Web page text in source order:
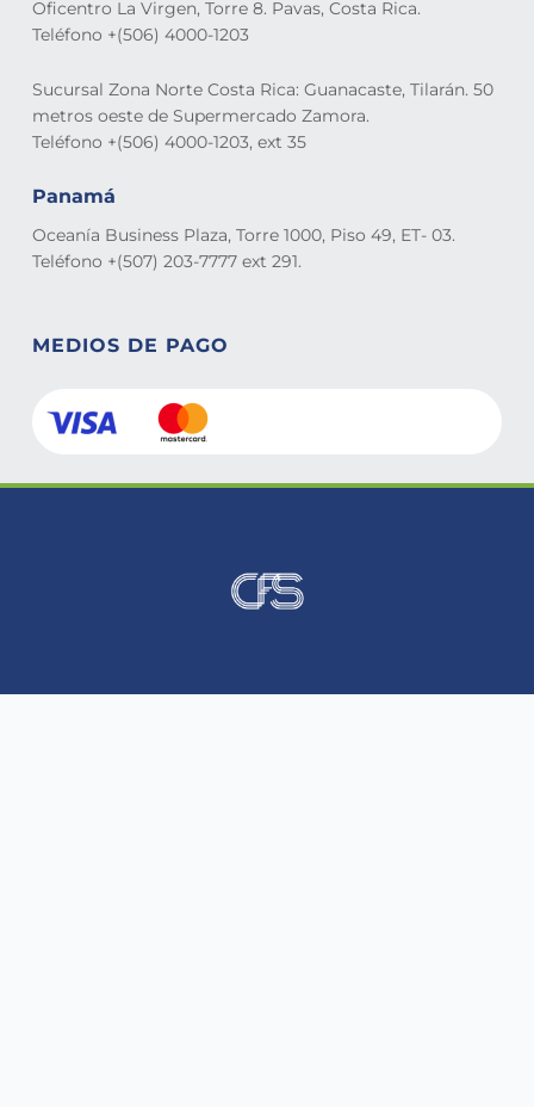
Oficentro La Virgen, Torre 8. Pavas, Costa Rica.
Teléfono +(506) 4000-1203
Sucursal Zona Norte Costa Rica: Guanacaste, Tilarán. 50
metros oeste de Supermercado Zamora.
Teléfono +(506) 4000-1203, ext 35
Panamá
Oceanía Business Plaza, Torre 1000, Piso 49, ET- 03.
Teléfono +(507) 203-7777 ext 291.
MEDIOS DE PAGO